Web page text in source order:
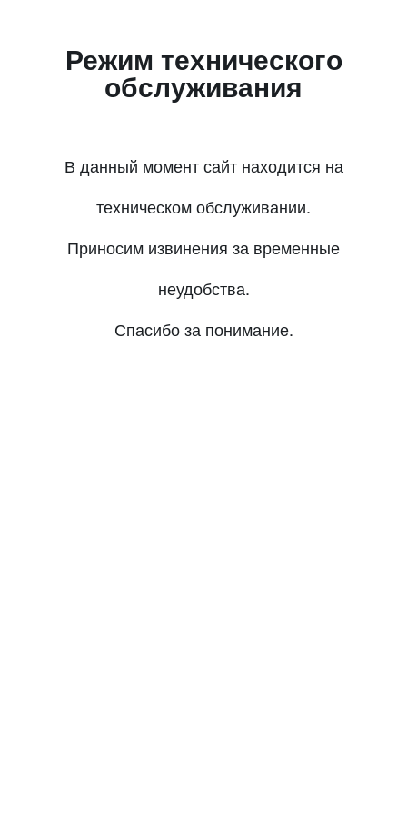
Режим технического
обслуживания
В данный момент сайт находится на
техническом обслуживании.
Приносим извинения за временные
неудобства.
Спасибо за понимание.